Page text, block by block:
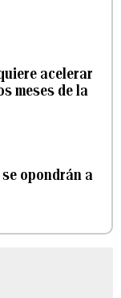
acelerar
meses de la
opondrán a